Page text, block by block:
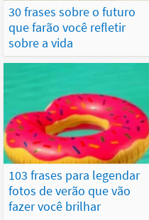
30 frases sobre o futuro
que farão você refletir
sobre a vida
103 frases para legendar
fotos de verão que vão
fazer você brilhar